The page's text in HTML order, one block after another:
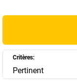
Critères:
Pertinent